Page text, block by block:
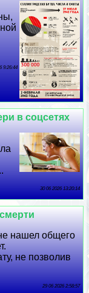
9:26:44
в соцсетях
30 06 2026 13:20:14
нашел общего
не позволив
29 06 2026 2:58:57